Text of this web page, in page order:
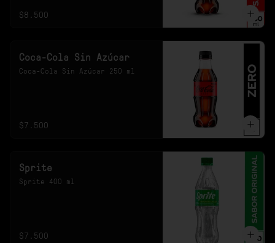
$8.500
Coca-Cola Sin Azúcar
Coca-Cola Sin Azúcar 250 ml
$7.500
Sprite
Sprite 400 ml
$7.500